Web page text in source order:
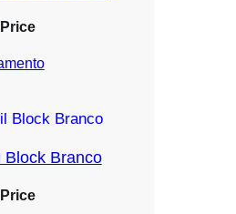
Block Branco